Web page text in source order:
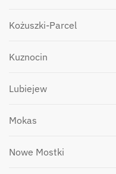
Kożuszki-Parcel
Kuznocin
Lubiejew
Mokas
Nowe Mostki